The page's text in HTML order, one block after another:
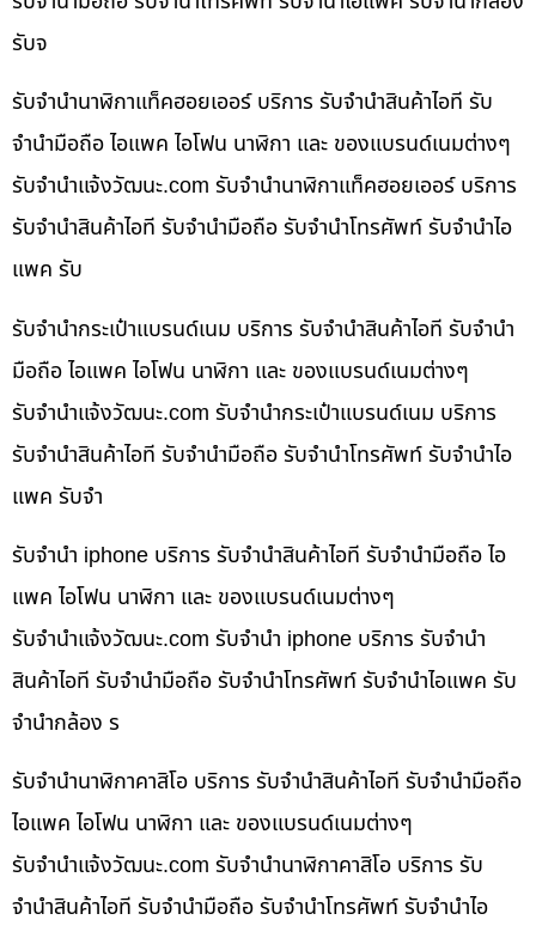
รับจ
รับจำนำนาฬิกาแท็คฮอยเออร์ บริการ รับจำนำสินค้าไอที รับ
จำนำมือถือ ไอแพค ไอโฟน นาฬิกา และ ของแบรนด์เนมต่างๆ
รับจํานําแจ้งวัฒนะ.com รับจำนำนาฬิกาแท็คฮอยเออร์ บริการ
รับจำนำสินค้าไอที รับจำนำมือถือ รับจำนำโทรศัพท์ รับจำนำไอ
แพค รับ
รับจำนำกระเป๋าแบรนด์เนม บริการ รับจำนำสินค้าไอที รับจำนำ
มือถือ ไอแพค ไอโฟน นาฬิกา และ ของแบรนด์เนมต่างๆ
รับจํานําแจ้งวัฒนะ.com รับจำนำกระเป๋าแบรนด์เนม บริการ
รับจำนำสินค้าไอที รับจำนำมือถือ รับจำนำโทรศัพท์ รับจำนำไอ
แพค รับจำ
รับจำนำ iphone บริการ รับจำนำสินค้าไอที รับจำนำมือถือ ไอ
แพค ไอโฟน นาฬิกา และ ของแบรนด์เนมต่างๆ
รับจํานําแจ้งวัฒนะ.com รับจำนำ iphone บริการ รับจำนำ
สินค้าไอที รับจำนำมือถือ รับจำนำโทรศัพท์ รับจำนำไอแพค รับ
จำนำกล้อง ร
รับจำนำนาฬิกาคาสิโอ บริการ รับจำนำสินค้าไอที รับจำนำมือถือ
ไอแพค ไอโฟน นาฬิกา และ ของแบรนด์เนมต่างๆ
รับจํานําแจ้งวัฒนะ.com รับจำนำนาฬิกาคาสิโอ บริการ รับ
จำนำสินค้าไอที รับจำนำมือถือ รับจำนำโทรศัพท์ รับจำนำไอ